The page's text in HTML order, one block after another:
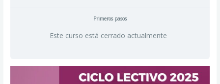
Primeros pasos
Este curso está cerrado actualmente